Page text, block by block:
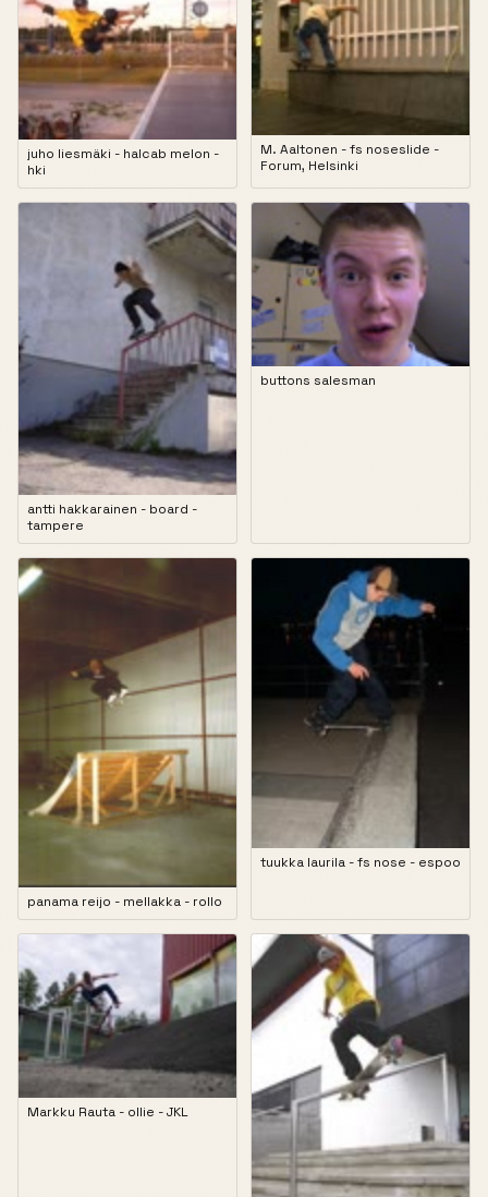
juho liesmäki - halcab melon -
hki
M. Aaltonen - fs noseslide -
Forum, Helsinki
antti hakkarainen - board -
tampere
buttons salesman
panama reijo - mellakka - rollo
tuukka laurila - fs nose - espoo
Markku Rauta - ollie - JKL